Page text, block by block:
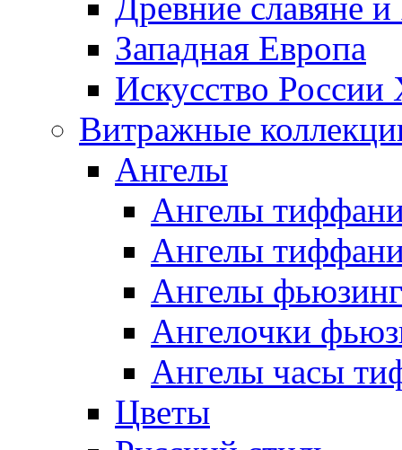
Западная Европа
Искусство
Витражные
Ангелы
Ангелы
Ангелы
Ангелы фьюзинг
Ангелочки
Ангелы часы
Цветы